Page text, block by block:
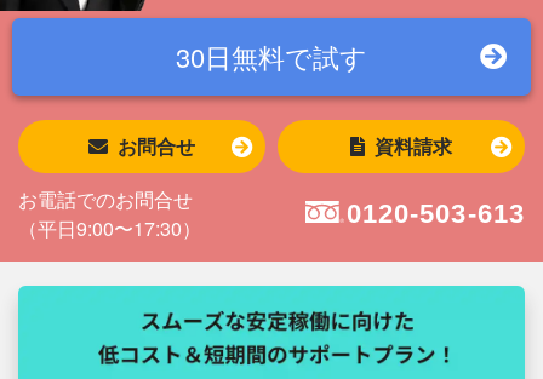
30日無料で試す
お問合せ
資料請求
お電話でのお問合せ
（平日9:00〜17:30）
0120-503-613